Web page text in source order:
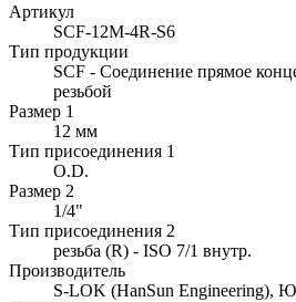
Артикул
SCF-12M-4R-S6
Тип продукции
SCF - Соединение прямое
резьбой
Размер 1
12 мм
Тип присоединения 1
O.D.
Размер 2
1/4"
Тип присоединения 2
резьба (R) - ISO 7/1 внутр.
Производитель
S-LOK (HanSun Engineering),